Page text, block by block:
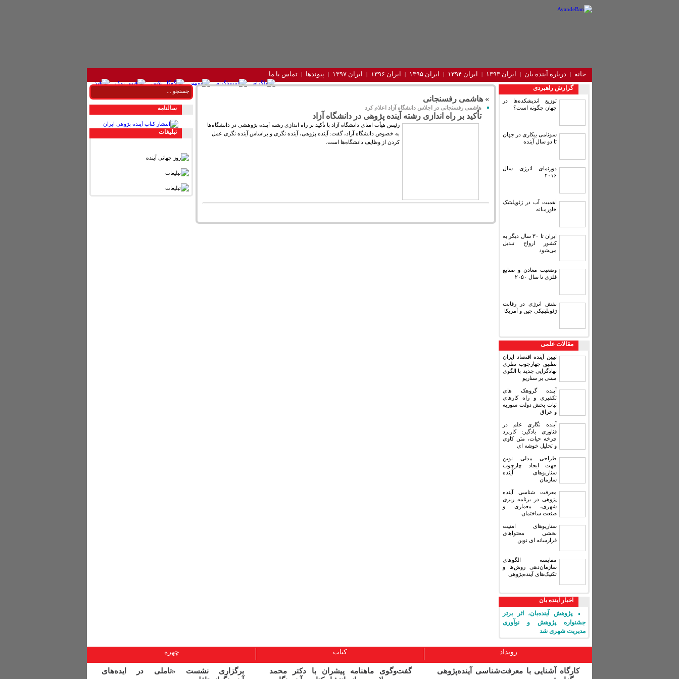
خانه درباره آینده‌ بان ایران ۱۳۹۳ ایران ۱۳۹۴ ایران ۱۳۹۵ ایران ۱۳۹۶ ایران ۱۳۹۷ پیوندها تماس با ما
گزارش راهبردی
توزیع اندیشکده‌ها در
جهان چگونه است؟
سونامی بیکاری در جهان
تا دو سال آینده
دورنمای انرژی سال
۲۰۱۶
اهمیت آب در ژئوپلیتیک
خاورمیانه
ایران تا ۳۰ سال دیگر به
کشور ارواح تبدیل
می‌شود
وضعیت معادن و صنایع
فلزی تا سال ۲۰۵۰
نقش انرژی در رقابت
ژئوپلیتیکی چین و آمریکا
مقالات علمی
تبیین آینده اقتصاد ایران
تطبیق چهارچوب نظری
نهادگرایی جدید با الگوی
مبتنی بر سناریو
آینده گروهک های
تکفیری و راه کارهای
ثبات بخش دولت سوریه
و عراق
آینده نگاری علم در
فناوری بادگیر: کاربرد
چرخه حیات، متن کاوی
و تحلیل خوشه ای
طراحی مدلی نوین
جهت ایجاد چارچوب
سناریوهای آینده
سازمان
معرفت شناسی آینده
پژوهی در برنامه ریزی
شهری، معماری و
صنعت ساختمان
سناریوهای امنیت
بخشی محتواهای
فرارسانه ای نوین
مقایسه‏ الگوهای
سازمان‌دهی روش‌ها و
تکنیک‌های آینده‌پژوهی
اخبار آینده بان
پژوهش آینده‌بان، اثر برتر
جشنواره پژوهش و نوآوری
مدیریت شهری شد
» هاشمی رفسنجانی
هاشمی رفسنجانی در اجلاس دانشگاه آزاد اعلام کرد
تأکید بر راه اندازی رشته آینده پژوهی در دانشگاه آزاد
رئیس هیأت امنای دانشگاه آزاد با تأکید بر راه اندازی رشته آینده پژوهشی در دانشگاه‌ها
به خصوص دانشگاه آزاد، گفت: آینده پژوهی، آینده نگری و براساس آینده نگری عمل
کردن از وظایف دانشگاه‌ها است.
سالنامه
تبليغات
رویداد کتاب چهره
کارگاه آشنایی با معرفت‌شناسی آینده‌پژوهی
گفت‌وگوی ماهنامه پیشران با دکتر محمد
برگزاری نشست «تاملی در ایده‌های